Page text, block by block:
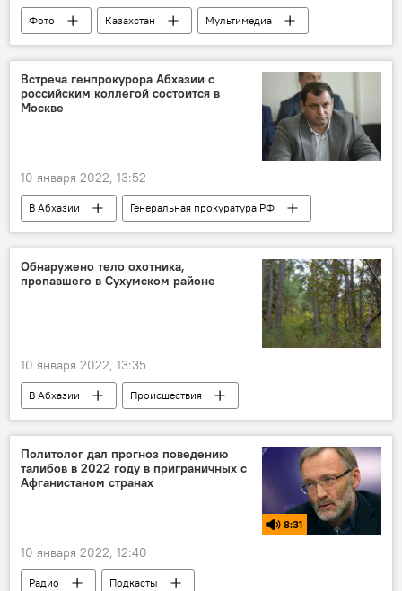
Фото Казахстан Мультимедиа
Встреча генпрокурора Абхазии с
российским коллегой состоится в
Москве
10 января 2022, 13:52
В Абхазии
Генеральная прокуратура РФ
Москва
Генеральная прокуратура Абхазии
Обнаружено тело охотника,
пропавшего в Сухумском районе
10 января 2022, 13:35
В Абхазии
Происшествия
Сухумский район
МЧС Абхазии
Политолог дал прогноз поведению
талибов в 2022 году в приграничных с
Афганистаном странах
8:31
10 января 2022, 12:40
Радио Подкасты